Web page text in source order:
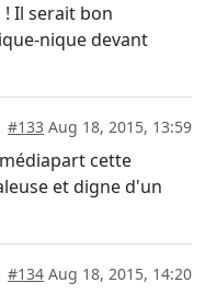
Il serait bon
nique devant
#133 Aug 18, 2015, 13:59
cette
et digne d'un
#134 Aug 18, 2015, 14:20